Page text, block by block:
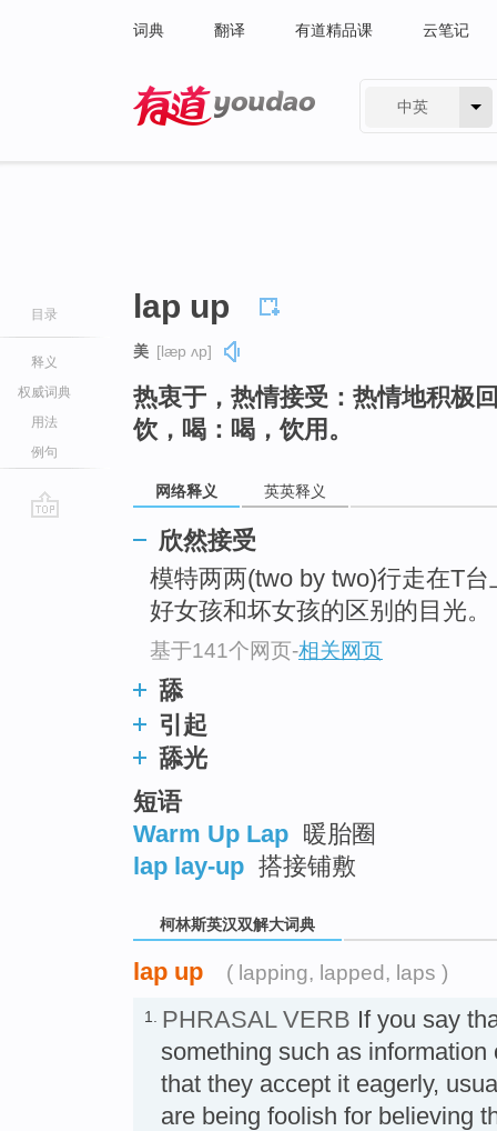
词典 翻译 有道精品课 云笔记
中英
目录
释义
权威词典
用法
例句
lap up
美 [læp ʌp]
热衷于，热情接受：热情地积极
饮，喝：喝，饮用。
网络释义 英英释义
欣然接受
模特两两(two by two)行走在T台
好女孩和坏女孩的区别的目光。
基于141个网页-相关网页
舔
引起
舔光
短语
Warm Up Lap 暖胎圈
lap lay-up 搭接铺敷
柯林斯英汉双解大词典
lap up ( lapping, lapped, laps )
1. PHRASAL VERB If you say
something such as
that they accept it eagerly,
are being foolish for believing